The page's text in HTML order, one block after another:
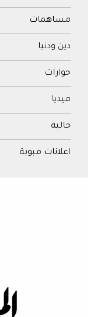
مساهمات
دين ودنيا
حوارات
ميديا
جالية
اعلانات مبوبة